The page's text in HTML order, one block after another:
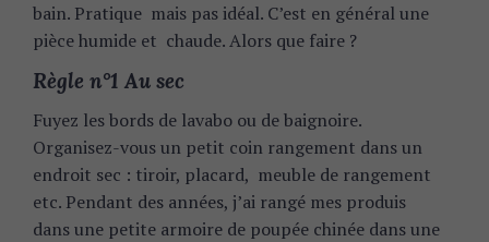
bain. Pratique mais pas idéal. C’est en général une
pièce humide et chaude. Alors que faire ?
Règle n°1 Au sec
Fuyez les bords de lavabo ou de baignoire.
Organisez-vous un petit coin rangement dans un
endroit sec : tiroir, placard, meuble de rangement
etc. Pendant des années, j’ai rangé mes produis
dans une petite armoire de poupée chinée dans une